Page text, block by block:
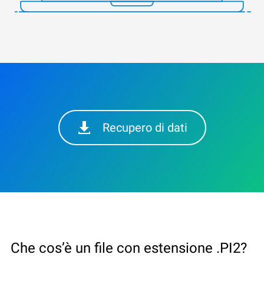
Recupero di dati
Che cos’è un file con estensione .PI2?